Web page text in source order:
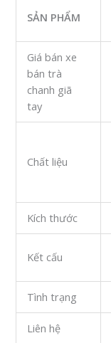
lượng
SẢN PHẨM
Giá bán xe
bán trà
chanh giã
tay
Chất liệu
Kích thước
Kết cấu
Tình trạng
Liên hệ